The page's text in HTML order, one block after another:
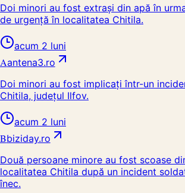
Doi minori au fost extrași din apă în
de urgență în localitatea Chitila.
acum 2 luni
Aantena3.ro
Doi minori au fost implicați într-un
Chitila, județul Ilfov.
acum 2 luni
Bbiziday.ro
Două persoane minore au fost scoase
localitatea Chitila după un incident
înec.